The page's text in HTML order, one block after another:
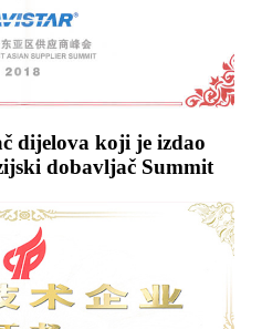
dijelova koji je izdao
dobavljač Summit